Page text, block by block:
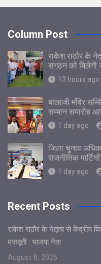
Column Post
राकेश राठौर के
संगठन को मिलेगी
13 hours ago
बालाजी मंदिर
सम्मान समारोह
1 day ago
जिला चुनाव
राजनीतिक
1 day ago
Recent Posts
राकेश राठौर के नेतृत्व से केंद्रीय
मजबूती : भाजपा नेता
August 8, 2026